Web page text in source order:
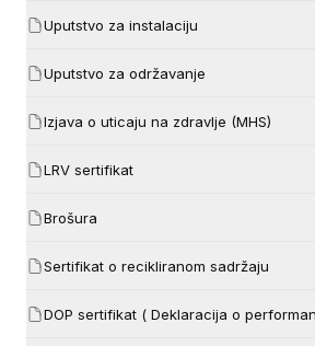
Uputstvo za instalaciju
Uputstvo za održavanje
Izjava o uticaju na zdravlje (MHS)
LRV sertifikat
Brošura
Sertifikat o recikliranom sadržaju
DOP sertifikat ( Deklaracija o